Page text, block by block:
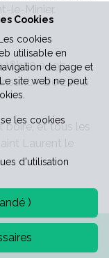
le-Minier.
à 19h :
- De 22h à
boire, et tous les
Laurent le
minier
Cookies
cookies
utilisable en
de page et
site web ne peut
les cookies
d'utilisation
)